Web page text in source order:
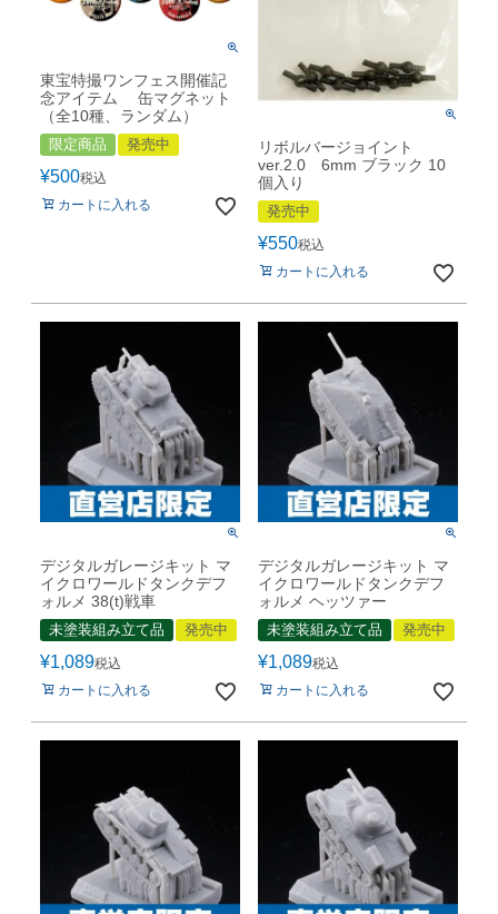
東宝特撮ワンフェス開催記
念アイテム 缶マグネット
（全10種、ランダム）
限定商品 発売中
¥500税込
カートに入れる
リボルバージョイント
ver.2.0 6mm ブラック 10
個入り
発売中
¥550税込
カートに入れる
デジタルガレージキット マ
イクロワールドタンクデフ
ォルメ 38(t)戦車
未塗装組み立て品 発売中
¥1,089税込
カートに入れる
デジタルガレージキット マ
イクロワールドタンクデフ
ォルメ ヘッツァー
未塗装組み立て品 発売中
¥1,089税込
カートに入れる